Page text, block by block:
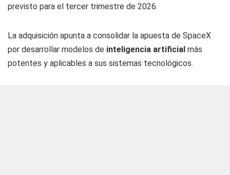
previsto para el tercer trimestre de 2026.
La adquisición apunta a consolidar la apuesta de SpaceX
por desarrollar modelos de inteligencia artificial más
potentes y aplicables a sus sistemas tecnológicos.